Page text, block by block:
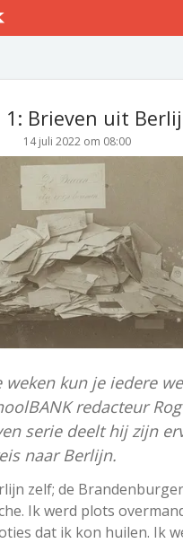
Meld je gratis aan
1: Brieven uit
14 juli 2022 om 08:00
weken kun je iedere
redacteur
serie deelt hij zijn
naar Berlijn.
zelf; de
Ik werd plots
dat ik kon huilen. Ik